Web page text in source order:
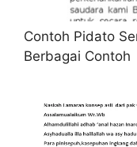
Contoh Pidato
Berbagai Contoh